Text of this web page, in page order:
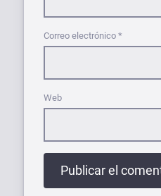
Correo electrónico *
Web